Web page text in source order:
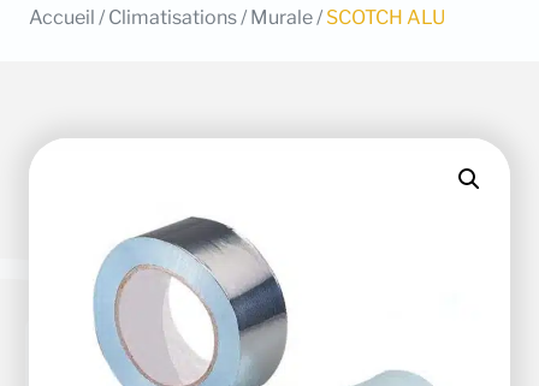
Accueil / Climatisations/ Murale/ SCOTCH ALU